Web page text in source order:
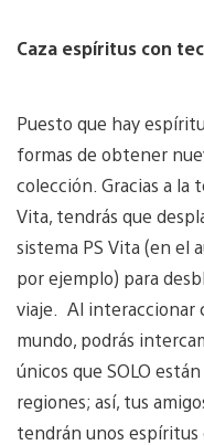
Caza espíritus con
Puesto que hay
formas de obtener
colección. Gracias a la
Vita, tendrás que
sistema PS Vita (en el
por ejemplo) para
viaje. Al interaccionar
mundo, podrás
únicos que SOLO
regiones; así, tus
tendrán unos